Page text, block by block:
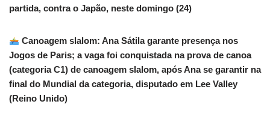
partida, contra o Japão, neste domingo (24)
Canoagem slalom: Ana Sátila garante presença nos
Jogos de Paris; a vaga foi conquistada na prova de canoa
(categoria C1) de canoagem slalom, após Ana se garantir na
final do Mundial da categoria, disputado em Lee Valley
(Reino Unido)